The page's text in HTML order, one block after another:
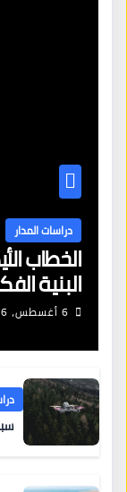
دراسات المدار
الخطاب
البنية
6 أغسطس، 2026